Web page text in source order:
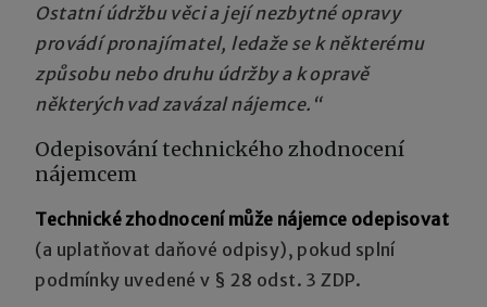
Ostatní údržbu věci a její nezbytné opravy
provádí pronajímatel, ledaže se k některému
způsobu nebo druhu údržby a k opravě
některých vad zavázal nájemce.“
Odepisování technického zhodnocení
nájemcem
Technické zhodnocení může nájemce odepisovat
(a uplatňovat daňové odpisy), pokud splní
podmínky uvedené v § 28 odst. 3 ZDP.